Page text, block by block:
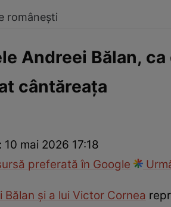
românești
Andreei Bălan,
cântăreața
10 mai 2026 17:18
preferată în Google
Bălan și a lui Victor Cornea